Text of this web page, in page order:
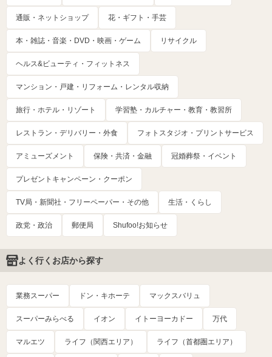
通販・ネットショップ 花・ギフト・手芸
本・雑誌・音楽・DVD・映画・ゲーム リサイクル
ヘルス&ビューティ・フィットネス
マンション・戸建・リフォーム・レンタル収納
旅行・ホテル・リゾート 学習塾・カルチャー・教育・教習所
レストラン・デリバリー・外食 フォトスタジオ・プリントサービス
アミューズメント 保険・共済・金融 冠婚葬祭・イベント
プレゼントキャンペーン・クーポン
TV局・新聞社・フリーペーパー・その他 生活・くらし
政党・政治 郵便局 Shufoo!お知らせ
よく行くお店から探す
業務スーパー ドン・キホーテ マックスバリュ
スーパーみらべる イオン イトーヨーカドー 万代
マルエツ ライフ（関西エリア） ライフ（首都圏エリア）